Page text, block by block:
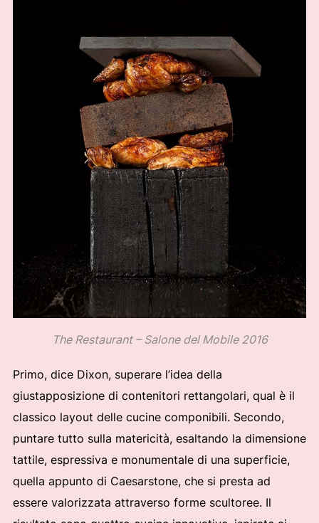
The Restaurant – Salone del Mobile 2016
Primo, dice Dixon, superare l’idea della
giustapposizione di contenitori rettangolari, qual è il
classico layout delle cucine componibili. Secondo,
puntare tutto sulla matericità, esaltando la dimensione
tattile, espressiva e monumentale di una superficie,
quella appunto di Caesarstone, che si presta ad
essere valorizzata attraverso forme scultoree. Il